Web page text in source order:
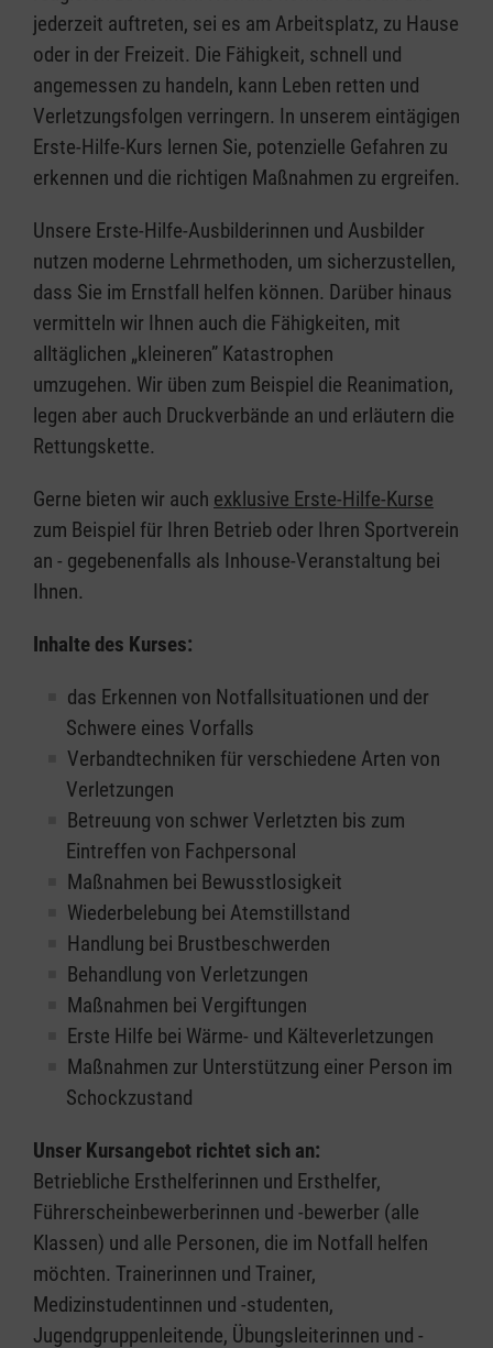
jederzeit auftreten, sei es am Arbeitsplatz, zu Hause
oder in der Freizeit. Die Fähigkeit, schnell und
angemessen zu handeln, kann Leben retten und
Verletzungsfolgen verringern. In unserem eintägigen
Erste-Hilfe-Kurs lernen Sie, potenzielle Gefahren zu
erkennen und die richtigen Maßnahmen zu ergreifen.
Unsere Erste-Hilfe-Ausbilderinnen und Ausbilder
nutzen moderne Lehrmethoden, um sicherzustellen,
dass Sie im Ernstfall helfen können. Darüber hinaus
vermitteln wir Ihnen auch die Fähigkeiten, mit
alltäglichen „kleineren” Katastrophen
umzugehen. Wir üben zum Beispiel die Reanimation,
legen aber auch Druckverbände an und erläutern die
Rettungskette.
Gerne bieten wir auch exklusive Erste-Hilfe-Kurse
zum Beispiel für Ihren Betrieb oder Ihren Sportverein
an - gegebenenfalls als Inhouse-Veranstaltung bei
Ihnen.
Inhalte des Kurses:
das Erkennen von Notfallsituationen und der
Schwere eines Vorfalls
Verbandtechniken für verschiedene Arten von
Verletzungen
Betreuung von schwer Verletzten bis zum
Eintreffen von Fachpersonal
Maßnahmen bei Bewusstlosigkeit
Wiederbelebung bei Atemstillstand
Handlung bei Brustbeschwerden
Behandlung von Verletzungen
Maßnahmen bei Vergiftungen
Erste Hilfe bei Wärme- und Kälteverletzungen
Maßnahmen zur Unterstützung einer Person im
Schockzustand
Unser Kursangebot richtet sich an:
Betriebliche Ersthelferinnen und Ersthelfer,
Führerscheinbewerberinnen und -bewerber (alle
Klassen) und alle Personen, die im Notfall helfen
möchten. Trainerinnen und Trainer,
Medizinstudentinnen und -studenten,
Jugendgruppenleitende, Übungsleiterinnen und -